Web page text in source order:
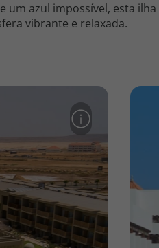
um azul impossível, esta
vibrante e relaxada.